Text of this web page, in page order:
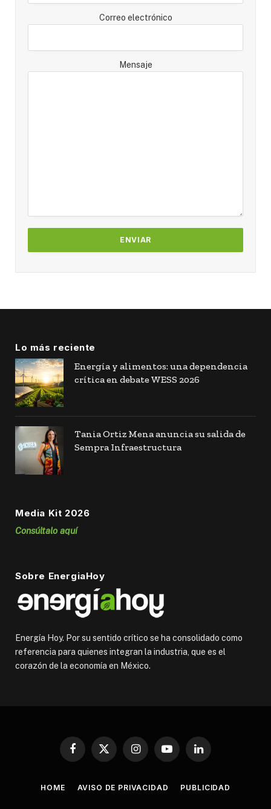
Correo electrónico
Mensaje
Lo más reciente
Energía y alimentos: una dependencia
crítica en debate WESS 2026
Tania Ortiz Mena anuncia su salida de
Sempra Infraestructura
Media Kit 2026
Consúltalo aquí
Sobre EnergiaHoy
Energía Hoy. Por su sentido crítico se ha consolidado como
referencia para quienes integran la industria, que es el
corazón de la economía en México.
Facebook
X
InstagramYouTubeLinkedIn
HOME AVISO DE PRIVACIDAD PUBLICIDAD